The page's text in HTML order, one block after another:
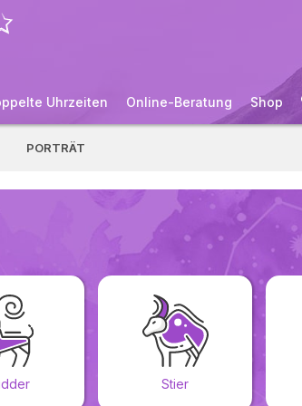
Uhrzeiten Online-Beratung Shop
PORTRÄT
Stier